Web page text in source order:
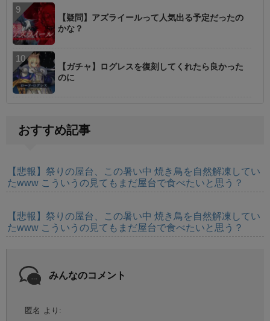
【疑問】アズライールって人気出る予定だったの
かな？
【ガチャ】ログレスを復刻してくれたら良かった
のに
おすすめ記事
【悲報】祭りの屋台、この暑い中 焼き鳥を自然解凍してい
たwww こういうの見てもまだ屋台で食べたいと思う？
【悲報】祭りの屋台、この暑い中 焼き鳥を自然解凍してい
たwww こういうの見てもまだ屋台で食べたいと思う？
みんなのコメント
匿名 より: